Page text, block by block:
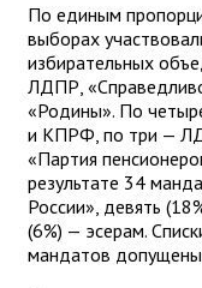
По единым
выборах
избирательных
ЛДПР,
«Родины». По
и КПРФ, по три —
«Партия
результате 34
России», девять
(6%) — эсерам.
мандатов